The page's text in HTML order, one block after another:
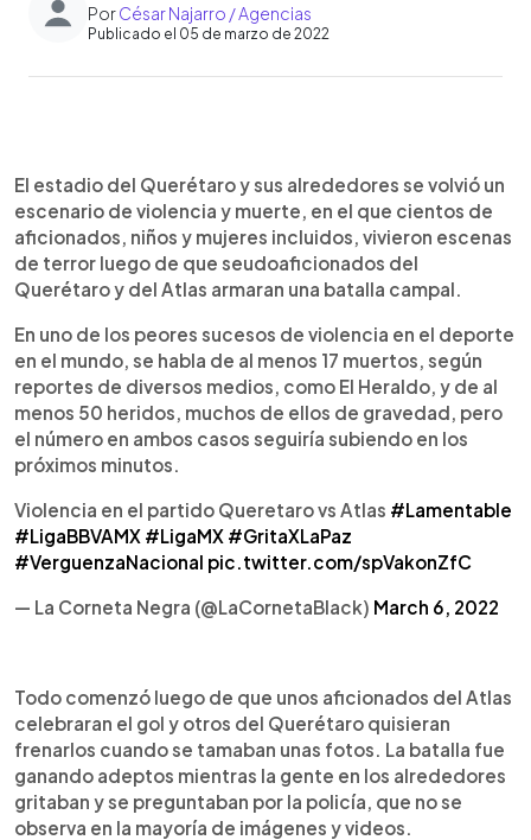
PorCésar Najarro / Agencias
Publicado el 05 de marzo de 2022
► Escuchar artículo
El estadio del Querétaro y sus alrededores se volvió un
escenario de violencia y muerte, en el que cientos de
aficionados, niños y mujeres incluidos, vivieron escenas
de terror luego de que seudoaficionados del
Querétaro y del Atlas armaran una batalla campal.
En uno de los peores sucesos de violencia en el deporte
en el mundo, se habla de al menos 17 muertos, según
reportes de diversos medios, como El Heraldo, y de al
menos 50 heridos, muchos de ellos de gravedad, pero
el número en ambos casos seguiría subiendo en los
próximos minutos.
Violencia en el partido Queretaro vs Atlas #Lamentable
#LigaBBVAMX #LigaMX #GritaXLaPaz
#VerguenzaNacional pic.twitter.com/spVakonZfC
— La Corneta Negra (@LaCornetaBlack) March 6, 2022
Todo comenzó luego de que unos aficionados del Atlas
celebraran el gol y otros del Querétaro quisieran
frenarlos cuando se tamaban unas fotos. La batalla fue
ganando adeptos mientras la gente en los alrededores
gritaban y se preguntaban por la policía, que no se
observa en la mayoría de imágenes y videos.